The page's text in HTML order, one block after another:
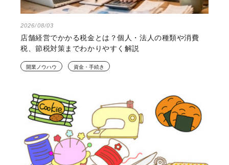
2026/08/03
店舗経営でかかる税金とは？個人・法人の種類や消費
税、節税対策までわかりやすく解説
開業ノウハウ 資金・手続き